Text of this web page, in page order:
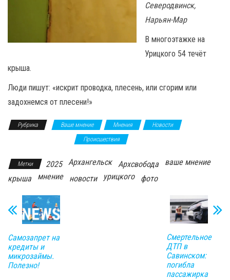
Северодвинск,
Нарьян-Мар
В многоэтажке на
Урицкого 54 течёт
крыша.
Люди пишут: «искрит проводка, плесень, или сгорим или
задохнемся от плесени!»
Рубрика Ваше мнение Мнения
Новости
Происшествия
Метки 2025 Архангельск Архсвобода
ваше мнение
крыша
мнение новости урицкого фото
Самозапрет на
кредиты и
микрозаймы.
Полезно!
Смертельное
ДТП в
Савинском:
погибла
пассажирка